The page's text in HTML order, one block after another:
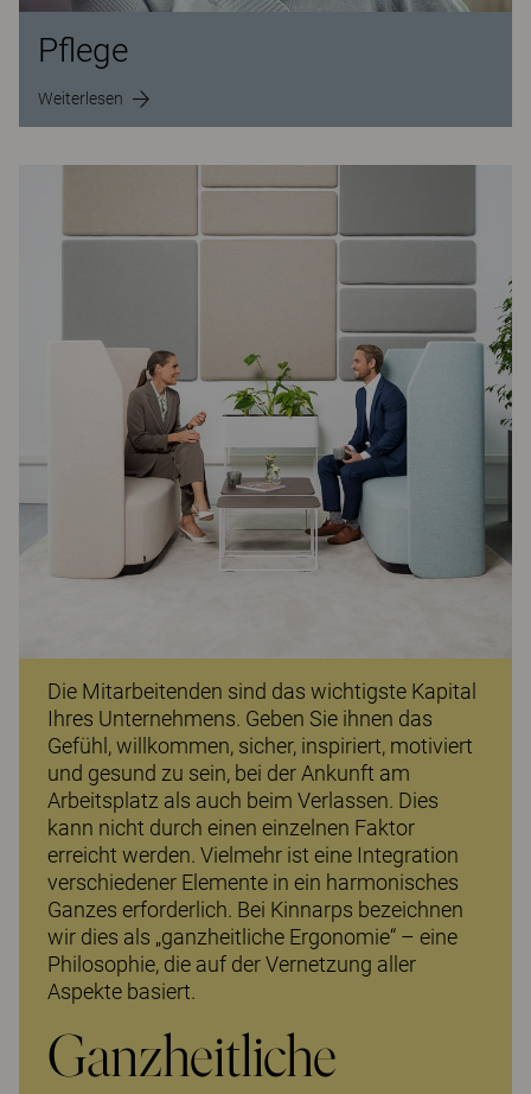
Pflege
Weiterlesen
Die Mitarbeitenden sind das wichtigste Kapital
Ihres Unternehmens. Geben Sie ihnen das
Gefühl, willkommen, sicher, inspiriert, motiviert
und gesund zu sein, bei der Ankunft am
Arbeitsplatz als auch beim Verlassen. Dies
kann nicht durch einen einzelnen Faktor
erreicht werden. Vielmehr ist eine Integration
verschiedener Elemente in ein harmonisches
Ganzes erforderlich. Bei Kinnarps bezeichnen
wir dies als „ganzheitliche Ergonomie“ – eine
Philosophie, die auf der Vernetzung aller
Aspekte basiert.
Ganzheitliche